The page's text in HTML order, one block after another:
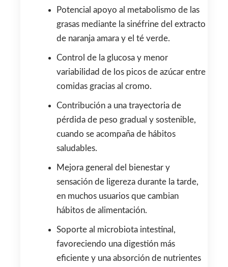
Potencial apoyo al metabolismo de las
grasas mediante la sinéfrine del extracto
de naranja amara y el té verde.
Control de la glucosa y menor
variabilidad de los picos de azúcar entre
comidas gracias al cromo.
Contribución a una trayectoria de
pérdida de peso gradual y sostenible,
cuando se acompaña de hábitos
saludables.
Mejora general del bienestar y
sensación de ligereza durante la tarde,
en muchos usuarios que cambian
hábitos de alimentación.
Soporte al microbiota intestinal,
favoreciendo una digestión más
eficiente y una absorción de nutrientes